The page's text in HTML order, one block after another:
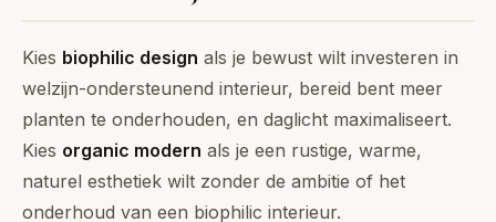
Kies biophilic design als je bewust wilt investeren in
welzijn-ondersteunend interieur, bereid bent meer
planten te onderhouden, en daglicht maximaliseert.
Kies organic modern als je een rustige, warme,
naturel esthetiek wilt zonder de ambitie of het
onderhoud van een biophilic interieur.